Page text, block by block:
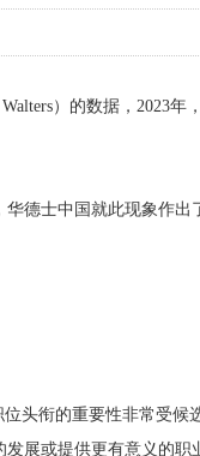
）的数据，2023年
德士中国就此现象作出
头衔的重要性非常受候
展或提供更有意义的职